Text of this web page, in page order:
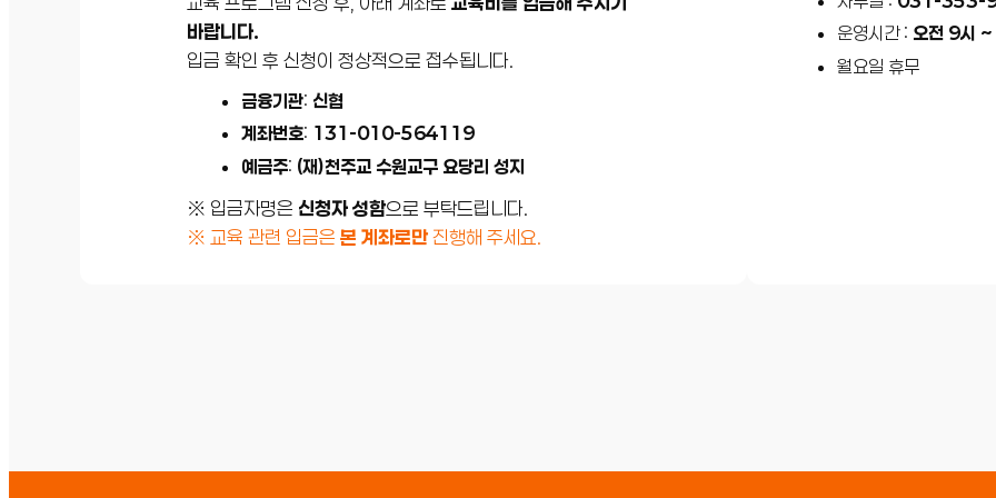
바랍니다.
입금 확인 후 신청이 정상적으로 접수됩니다.
금융기관: 신협
계좌번호: 131-010-564119
예금주: (재)천주교 수원교구 요당리 성지
※ 입금자명은 신청자 성함으로 부탁드립니다.
※ 교육 관련 입금은 본 계좌로만 진행해 주세요.
운영시간 : 오전 9시 ~
월요일 휴무